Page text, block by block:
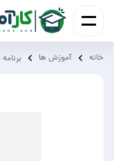
خانه آموزش ‌ها